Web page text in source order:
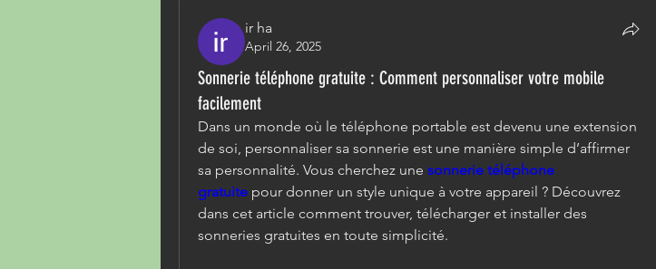
ir ha
April 26, 2025
Sonnerie téléphone gratuite : Comment personnaliser votre mobile
facilement
Dans un monde où le téléphone portable est devenu une extension
de soi, personnaliser sa sonnerie est une manière simple d’affirmer
sa personnalité. Vous cherchez une sonnerie téléphone
gratuite pour donner un style unique à votre appareil ? Découvrez
dans cet article comment trouver, télécharger et installer des
sonneries gratuites en toute simplicité.